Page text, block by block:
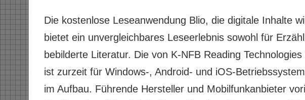
Die kostenlose Leseanwendung Blio, die digitale Inhalte
bietet ein unvergleichbares Leseerlebnis sowohl für
bebilderte Literatur. Die von K-NFB Reading
ist zurzeit für Windows-, Android- und iOS-
im Aufbau. Führende Hersteller und Mobilfunkanbieter